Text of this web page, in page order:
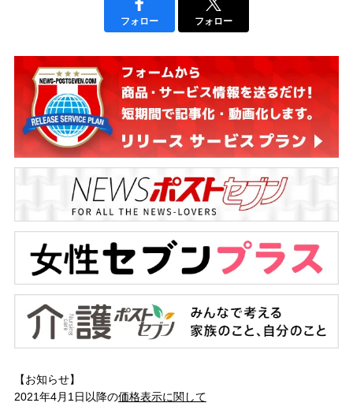
フォロー フォロー
【お知らせ】
2021年4月1日以降の価格表示に関して